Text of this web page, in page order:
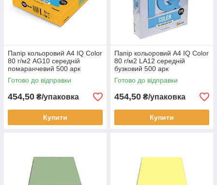
Папір кольоровий А4 IQ Color
80 г/м2 AG10 середній
помаранчевий 500 арк
Готово до відправки
454,50 ₴/упаковка
Купити
Папір кольоровий А4 IQ Color
80 г/м2 LA12 середній
бузковий 500 арк
Готово до відправки
454,50 ₴/упаковка
Купити